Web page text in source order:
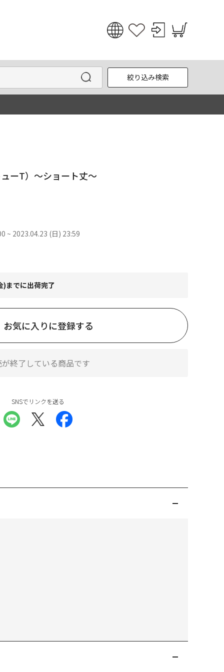
English
한국어
絞り込み検索
ーT）～ショート丈～
~ 2023.04.23 (日) 23:59
)までに出荷完了
お気に入りに登録する
終了している商品です
SNSでリンクを送る